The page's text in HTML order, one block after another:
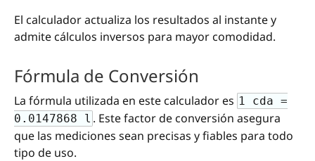
El calculador actualiza los resultados al instante y
admite cálculos inversos para mayor comodidad.
Fórmula de Conversión
La fórmula utilizada en este calculador es 1 cda =
0.0147868 l . Este factor de conversión asegura
que las mediciones sean precisas y fiables para todo
tipo de uso.